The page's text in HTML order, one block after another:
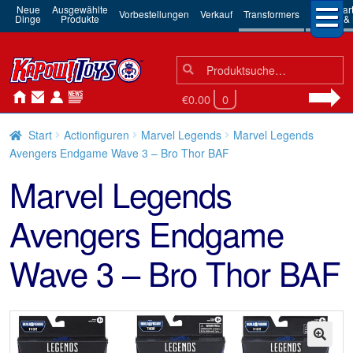
Neue
Dinge
Ausgewählte
Produkte Vorbestellungen Verkauf Transformers 3rd
Robots
Suchen
nach:
Suche
€0.00 0
Start Actionfiguren Marvel Legends
Marvel Legends
Avengers Endgame Wave 3 – Bro Thor BAF
Marvel Legends
Avengers Endgame
Wave 3 – Bro Thor BAF